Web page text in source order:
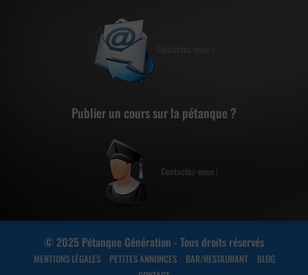
Publier un cours sur la pétanque ?
Contactez-nous !
© 2025 Pétanque Génération - Tous droits réservés
MENTIONS LÉGALES PETITES ANNONCES BAR/RESTAURANT
BLOG